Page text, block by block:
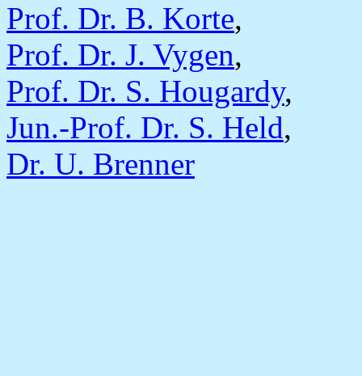
Prof. Dr. B. Korte,
Prof. Dr. J. Vygen,
Prof. Dr. S. Hougardy,
Jun.-Prof. Dr. S. Held,
Dr. U. Brenner